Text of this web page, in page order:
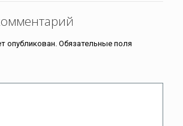
опубликован. Обязательные поля